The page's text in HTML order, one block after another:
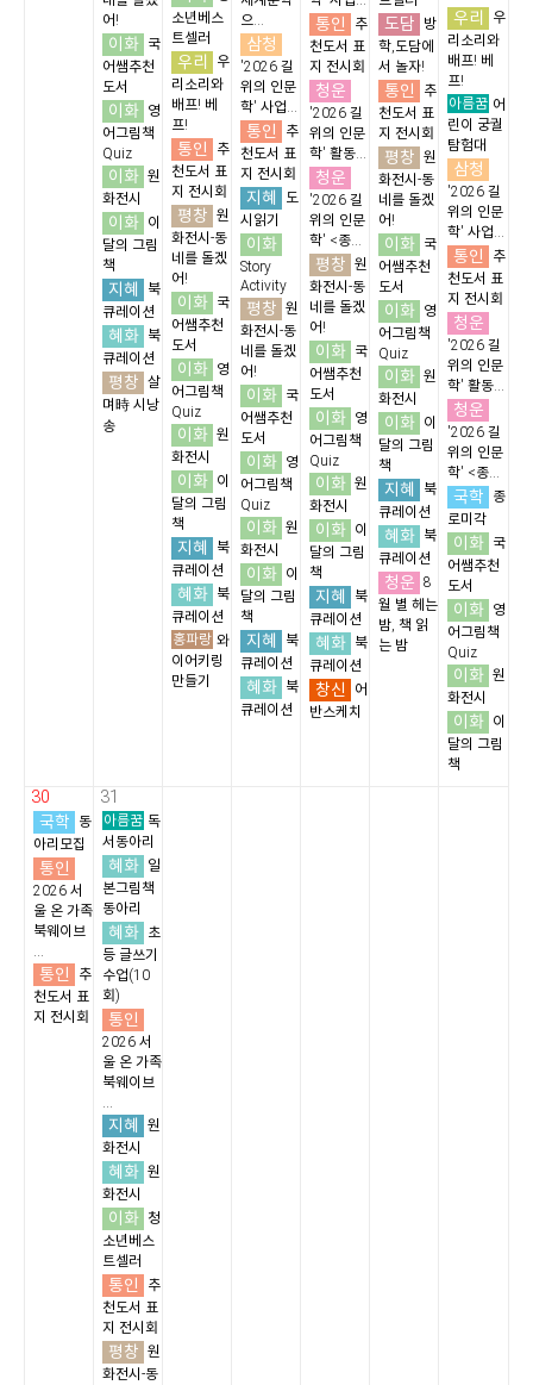
어!
이화
국
어쌤추천
도서
이화
영
어그림책
Quiz
이화 원
화전시
이화
이
달의 그림
책
지혜
북
큐레이션
혜화
북
큐레이션
평창 살
며時 시낭
송
소년베스
트셀러
우리
우
리소리와
배프! 베
프!
통인
추
천도서 표
지 전시회
평창 원
화전시-동
네를 돌겠
어!
이화
국
어쌤추천
도서
이화
영
어그림책
Quiz
이화 원
화전시
이화
이
달의 그림
책
지혜
북
큐레이션
혜화
북
큐레이션
홍파랑 와
이어키링
만들기
으...
삼청
'2026 길
위의 인문
학' 사업...
통인
추
천도서 표
지 전시회
지혜
도
시읽기
이화
Story
Activity
평창 원
화전시-동
네를 돌겠
어!
이화
국
어쌤추천
도서
이화
영
어그림책
Quiz
이화 원
화전시
이화
이
달의 그림
책
지혜
북
큐레이션
혜화
북
큐레이션
통인
추
천도서 표
지 전시회
청운
'2026 길
위의 인문
학' 활동...
청운
'2026 길
위의 인문
학' <종...
평창 원
화전시-동
네를 돌겠
어!
이화
국
어쌤추천
도서
이화
영
어그림책
Quiz
이화 원
화전시
이화
이
달의 그림
책
지혜
북
큐레이션
혜화
북
큐레이션
창신
어
반스케치
도담
방
학,도담에
서 놀자!
통인
추
천도서 표
지 전시회
평창 원
화전시-동
네를 돌겠
어!
이화
국
어쌤추천
도서
이화
영
어그림책
Quiz
이화 원
화전시
이화
이
달의 그림
책
지혜
북
큐레이션
혜화
북
큐레이션
청운 8
월 별 헤는
밤, 책 읽
는 밤
우리
우
리소리와
배프! 베
프!
아름꿈 어
린이 궁궐
탐험대
삼청
'2026 길
위의 인문
학' 사업...
통인
추
천도서 표
지 전시회
청운
'2026 길
위의 인문
학' 활동...
청운
'2026 길
위의 인문
학' <종...
국학
종
로미각
이화
국
어쌤추천
도서
이화
영
어그림책
Quiz
이화 원
화전시
이화
이
달의 그림
책
30
국학
동
아리모집
통인
2026 서
울 온 가족
북웨이브
...
통인
추
천도서 표
지 전시회
31
아름꿈 독
서동아리
혜화
일
본그림책
동아리
혜화
초
등 글쓰기
수업(10
회)
통인
2026 서
울 온 가족
북웨이브
...
지혜
원
화전시
혜화 원
화전시
이화
청
소년베스
트셀러
통인
추
천도서 표
지 전시회
평창 원
화전시-동